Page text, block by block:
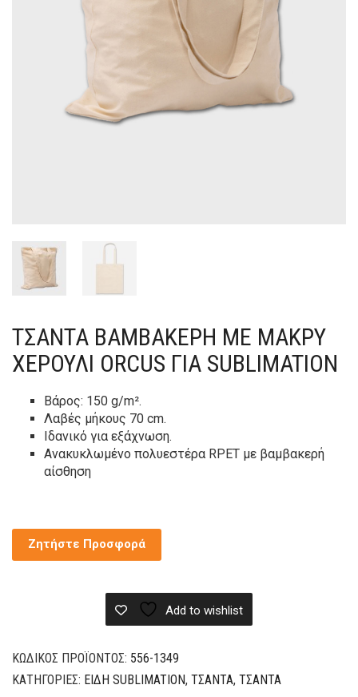
ΤΣΆΝΤΑ ΒΑΜΒΑΚΕΡΉ ΜΕ ΜΑΚΡΎ
ΧΕΡΟΎΛΙ ORCUS ΓΙΑ SUBLIMATION
Βάρος: 150 g/m².
Λαβές μήκους 70 cm.
Ιδανικό για εξάχνωση.
Ανακυκλωμένο πολυεστέρα RPET με βαμβακερή
αίσθηση
Ζητήστε Προσφορά
Add to wishlist
ΚΩΔΙΚΌΣ ΠΡΟΪΌΝΤΟΣ: 556-1349
ΚΑΤΗΓΟΡΊΕΣ: ΕΊΔΗ SUBLIMATION, ΤΣΆΝΤΑ, ΤΣΆΝΤΑ